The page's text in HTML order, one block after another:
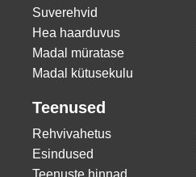
Suverehvid
Hea haarduvus
Madal müratase
Madal kütusekulu
Teenused
Rehvivahetus
Esindused
Teenuste hinnad